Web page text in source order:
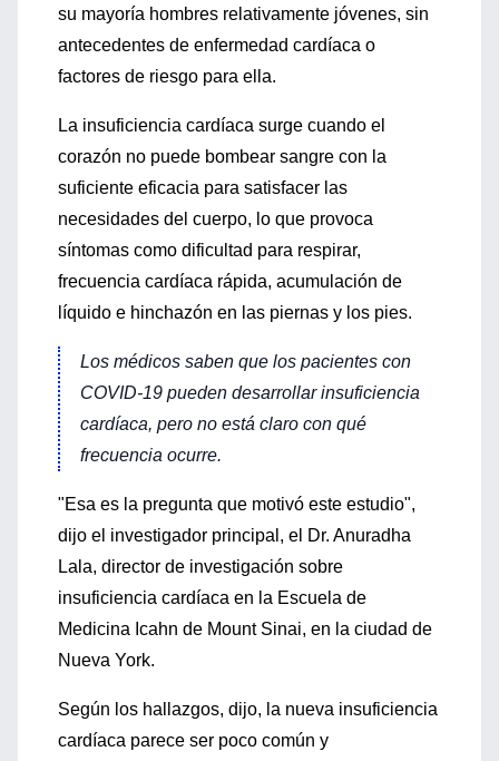
su mayoría hombres relativamente jóvenes, sin
antecedentes de enfermedad cardíaca o
factores de riesgo para ella.
La insuficiencia cardíaca surge cuando el
corazón no puede bombear sangre con la
suficiente eficacia para satisfacer las
necesidades del cuerpo, lo que provoca
síntomas como dificultad para respirar,
frecuencia cardíaca rápida, acumulación de
líquido e hinchazón en las piernas y los pies.
Los médicos saben que los pacientes con
COVID-19 pueden desarrollar insuficiencia
cardíaca, pero no está claro con qué
frecuencia ocurre.
"Esa es la pregunta que motivó este estudio",
dijo el investigador principal, el Dr. Anuradha
Lala, director de investigación sobre
insuficiencia cardíaca en la Escuela de
Medicina Icahn de Mount Sinai, en la ciudad de
Nueva York.
Según los hallazgos, dijo, la nueva insuficiencia
cardíaca parece ser poco común y